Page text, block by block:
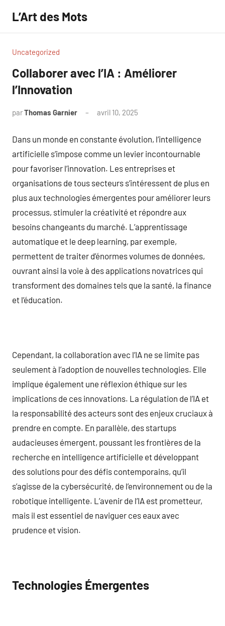
contenu
L’Art des Mots
Uncategorized
Collaborer avec l’IA : Améliorer
l’Innovation
parThomas Garnier avril 10, 2025
Dans un monde en constante évolution, l’intelligence
artificielle s’impose comme un levier incontournable
pour favoriser l’innovation. Les entreprises et
organisations de tous secteurs s’intéressent de plus en
plus aux technologies émergentes pour améliorer leurs
processus, stimuler la créativité et répondre aux
besoins changeants du marché. L’apprentissage
automatique et le deep learning, par exemple,
permettent de traiter d’énormes volumes de données,
ouvrant ainsi la voie à des applications novatrices qui
transforment des domaines tels que la santé, la finance
et l’éducation.
Cependant, la collaboration avec l’IA ne se limite pas
seulement à l’adoption de nouvelles technologies. Elle
implique également une réflexion éthique sur les
implications de ces innovations. La régulation de l’IA et
la responsabilité des acteurs sont des enjeux cruciaux à
prendre en compte. En parallèle, des startups
audacieuses émergent, poussant les frontières de la
recherche en intelligence artificielle et développant
des solutions pour des défis contemporains, qu’il
s’agisse de la cybersécurité, de l’environnement ou de la
robotique intelligente. L’avenir de l’IA est prometteur,
mais il est essentiel de naviguer ces eaux avec
prudence et vision.
Technologies Émergentes